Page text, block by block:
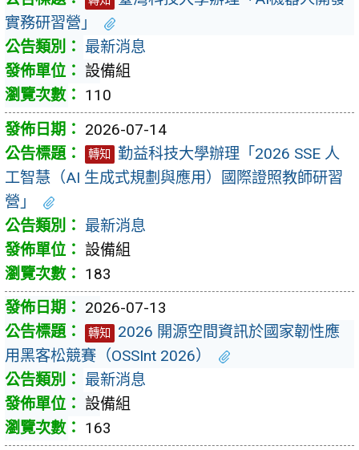
實務研習營」
最新消息
設備組
110
2026-07-14
轉知
勤益科技大學辦理「2026 SSE 人
工智慧（AI 生成式規劃與應用）國際證照教師研習
營」
最新消息
設備組
183
2026-07-13
轉知
2026 開源空間資訊於國家韌性應
用黑客松競賽（OSSInt 2026）
最新消息
設備組
163